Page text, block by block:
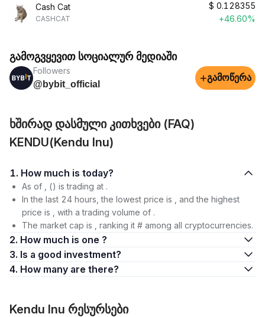
Cash Cat
CASHCAT
$ 0.128355
+46.60%
გამოგვყევით სოციალურ მედიაში
Followers
@bybit_official
+გამოწერა
ხშირად დასმული კითხვები (FAQ)
KENDU(Kendu Inu)
1. How much is today?
As of , () is trading at .
In the last 24 hours, the lowest price is , and the highest
price is , with a trading volume of .
The market cap is , ranking it # among all cryptocurrencies.
2. How much is one ?
3. Is a good investment?
4. How many are there?
Kendu Inu რესურსები